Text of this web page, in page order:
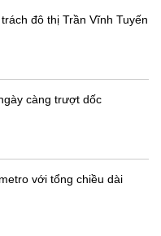
đô thị Trần Vĩnh Tuyến
càng trượt dốc
với tổng chiều dài